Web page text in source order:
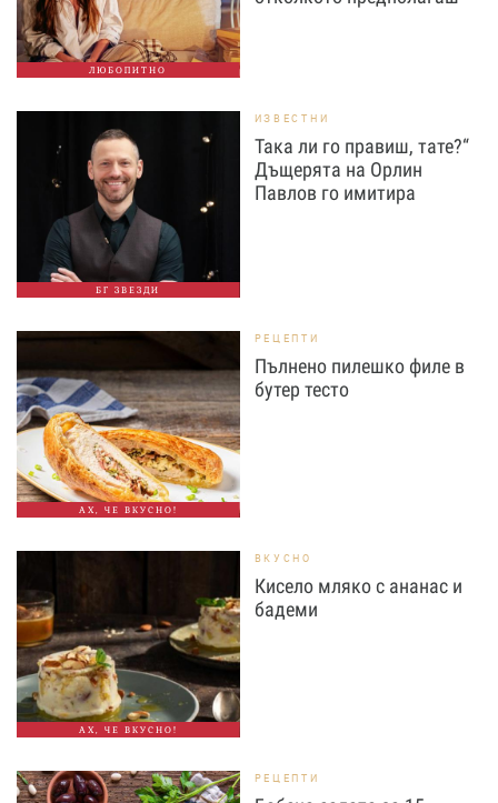
ЛЮБОПИТНО
БГ ЗВЕЗДИ
ИЗВЕСТНИ
Така ли го правиш, тате?“
Дъщерята на Орлин
Павлов го имитира
АХ, ЧЕ ВКУСНО!
РЕЦЕПТИ
Пълнено пилешко филе в
бутер тесто
АХ, ЧЕ ВКУСНО!
ВКУСНО
Кисело мляко с ананас и
бадеми
РЕЦЕПТИ